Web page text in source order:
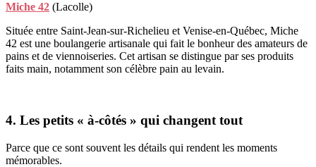
Miche 42 (Lacolle)
Située entre Saint-Jean-sur-Richelieu et Venise-en-Québec, Miche
42 est une boulangerie artisanale qui fait le bonheur des amateurs de
pains et de viennoiseries. Cet artisan se distingue par ses produits
faits main, notamment son célèbre pain au levain.
4. Les petits « à-côtés » qui changent tout
Parce que ce sont souvent les détails qui rendent les moments
mémorables.